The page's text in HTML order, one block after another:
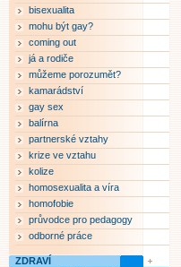
bisexualita
mohu být gay?
coming out
já a rodiče
můžeme porozumět?
kamarádství
gay sex
balírna
partnerské vztahy
krize ve vztahu
kolize
homosexualita a víra
homofobie
průvodce pro pedagogy
odborné práce
ZDRAVÍ